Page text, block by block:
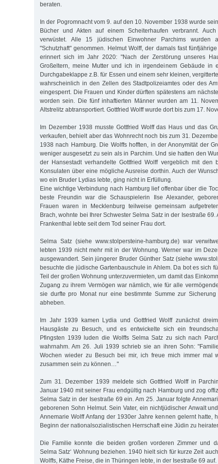
beraten.
In der Pogromnacht vom 9. auf den 10. November 1938 wurde
Bücher und Akten auf einem Scheiterhaufen verbrannt.
verwüstet. Alle 15 jüdischen Einwohner Parchims wurden
"Schutzhaft" genommen. Helmut Wolff, der damals fast
erinnert sich im Jahr 2020: "Nach der Zerstörung unseres
Großeltern, meine Mutter und ich in irgendeinem Gebäude in
Durchgabeklappe z.B. für Essen und einem sehr kleinen,
wahrscheinlich in den Zellen des Stadtpolizeiamtes oder des
eingesperrt. Die Frauen und Kinder dürften spätestens am
worden sein. Die fünf inhaftierten Männer wurden am 11.
Altstrelitz abtransportiert. Gottfried Wolff wurde dort bis zum 17.
Im Dezember 1938 musste Gottfried Wolff das Haus und das
verkaufen, behielt aber das Wohnrecht noch bis zum 31.
1938 nach Hamburg. Die Wolffs hofften, in der Anonymität der
weniger ausgesetzt zu sein als in Parchim. Und sie hatten den
der Hansestadt verhandelte Gottfried Wolff vergeblich mit den
Konsulaten über eine mögliche Ausreise dorthin. Auch der
wo ein Bruder Lydias lebte, ging nicht in Erfüllung.
Eine wichtige Verbindung nach Hamburg lief offenbar über die
beste Freundin war die Schauspielerin Ilse Alexander,
Frauen waren in Mecklenburg teilweise gemeinsam
Brach, wohnte bei Ihrer Schwester Selma Satz in der Isestraße
Frankenthal lebte seit dem Tod seiner Frau dort.
Selma Satz (siehe www.stolpersteine-hamburg.de) war
lebten 1939 nicht mehr mit in der Wohnung. Werner war im
ausgewandert. Sein jüngerer Bruder Günther Satz (siehe
besuchte die jüdische Gartenbauschule in Ahlem. Da bot es sich
Teil der großen Wohnung unterzuvermieten, um damit das
Zugang zu ihrem Vermögen war nämlich, wie für alle
sie durfte pro Monat nur eine bestimmte Summe zur
abheben.
Im Jahr 1939 kamen Lydia und Gottfried Wolff zunächst
Hausgäste zu Besuch, und es entwickelte sich ein
Pfingsten 1939 luden die Wolffs Selma Satz zu sich nach
wahrnahm. Am 26. Juli 1939 schrieb sie an ihren Sohn:
Wochen wieder zu Besuch bei mir, ich freue mich immer mal
zusammen sein zu können…"
Zum 31. Dezember 1939 meldete sich Gottfried Wolff in
Januar 1940 mit seiner Frau endgültig nach Hamburg und zog
Selma Satz in der Isestraße 69 ein. Am 25. Januar folgte
geborenen Sohn Helmut. Sein Vater, ein nichtjüdischer Anwalt
Annemarie Wolff Anfang der 1930er Jahre kennen gelernt hatte,
Beginn der nationalsozialistischen Herrschaft eine Jüdin zu
Die Familie konnte die beiden großen vorderen Zimmer und
Selma Satz‘ Wohnung beziehen. 1940 hielt sich für kurze Zeit
Wolffs, Käthe Freise, die in Thüringen lebte, in der Isestraße 69 auf.